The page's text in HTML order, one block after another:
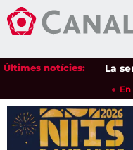
Últimes notícies: La